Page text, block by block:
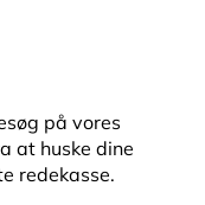
på vores
at huske dine
redekasse.